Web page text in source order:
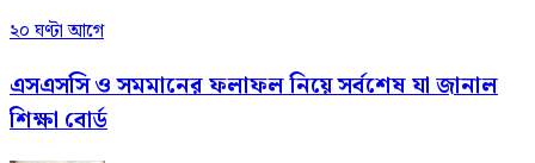
২০ ঘণ্টা আগে
এসএসসি ও সমমানের ফলাফল নিয়ে সর্বশেষ যা জানাল
শিক্ষা বোর্ড